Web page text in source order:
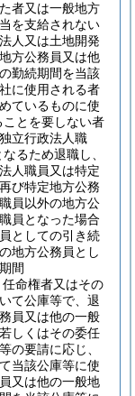
者又は一般地方
を支給されない
人又は土地開発
方公務員又は他
勤続期間を当該
に使用される者
ているものに使
とを要しない者
立行政法人職
なるため退職し、
人職員又は特定
び特定地方公務
員以外の地方公
員となった場合
としての引き続
地方公務員とし
間
命権者又はその
て公庫等で、退
員又は他の一般
しくはその委任
の要請に応じ、
当該公庫等に使
又は他の一般地